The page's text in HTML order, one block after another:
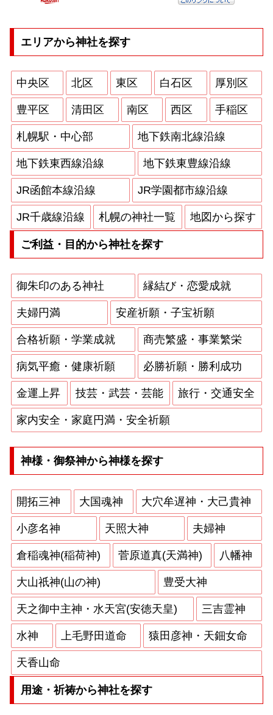
エリアから神社を探す
中央区 北区 東区 白石区 厚別区
豊平区 清田区 南区 西区 手稲区
札幌駅・中心部 地下鉄南北線沿線
地下鉄東西線沿線 地下鉄東豊線沿線
JR函館本線沿線 JR学園都市線沿線
JR千歳線沿線 札幌の神社一覧 地図から探す
ご利益・目的から神社を探す
御朱印のある神社 縁結び・恋愛成就
夫婦円満 安産祈願・子宝祈願
合格祈願・学業成就 商売繁盛・事業繁栄
病気平癒・健康祈願 必勝祈願・勝利成功
金運上昇 技芸・武芸・芸能 旅行・交通安全
家内安全・家庭円満・安全祈願
神様・御祭神から神様を探す
開拓三神 大国魂神 大穴牟遅神・大己貴神
小彦名神 天照大神 夫婦神
倉稲魂神(稲荷神) 菅原道真(天満神) 八幡神
大山祇神(山の神) 豊受大神
天之御中主神・水天宮(安徳天皇) 三吉霊神
水神 上毛野田道命 猿田彦神・天鈿女命
天香山命
用途・祈祷から神社を探す